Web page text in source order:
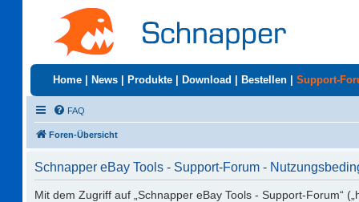
Home News Produkte Download Bestellen Support-
FAQ
Foren-Übersicht
Schnapper eBay Tools - Support-Forum -
Mit dem Zugriff auf „Schnapper eBay Tools - Support-Forum“